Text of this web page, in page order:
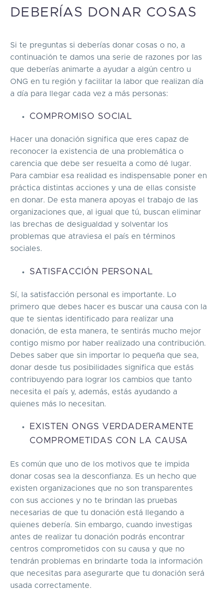
DEBERÍAS DONAR COSAS
Si te preguntas si deberías donar cosas o no, a
continuación te damos una serie de razones por las
que deberías animarte a ayudar a algún centro u
ONG en tu región y facilitar la labor que realizan día
a día para llegar cada vez a más personas:
COMPROMISO SOCIAL
Hacer una donación significa que eres capaz de
reconocer la existencia de una problemática o
carencia que debe ser resuelta a como dé lugar.
Para cambiar esa realidad es indispensable poner en
práctica distintas acciones y una de ellas consiste
en donar. De esta manera apoyas el trabajo de las
organizaciones que, al igual que tú, buscan eliminar
las brechas de desigualdad y solventar los
problemas que atraviesa el país en términos
sociales.
SATISFACCIÓN PERSONAL
Sí, la satisfacción personal es importante. Lo
primero que debes hacer es buscar una causa con la
que te sientas identificado para realizar una
donación, de esta manera, te sentirás mucho mejor
contigo mismo por haber realizado una contribución.
Debes saber que sin importar lo pequeña que sea,
donar desde tus posibilidades significa que estás
contribuyendo para lograr los cambios que tanto
necesita el país y, además, estás ayudando a
quienes más lo necesitan.
EXISTEN ONGS VERDADERAMENTE
COMPROMETIDAS CON LA CAUSA
Es común que uno de los motivos que te impida
donar cosas sea la desconfianza. Es un hecho que
existen organizaciones que no son transparentes
con sus acciones y no te brindan las pruebas
necesarias de que tu donación está llegando a
quienes debería. Sin embargo, cuando investigas
antes de realizar tu donación podrás encontrar
centros comprometidos con su causa y que no
tendrán problemas en brindarte toda la información
que necesitas para asegurarte que tu donación será
usada correctamente.